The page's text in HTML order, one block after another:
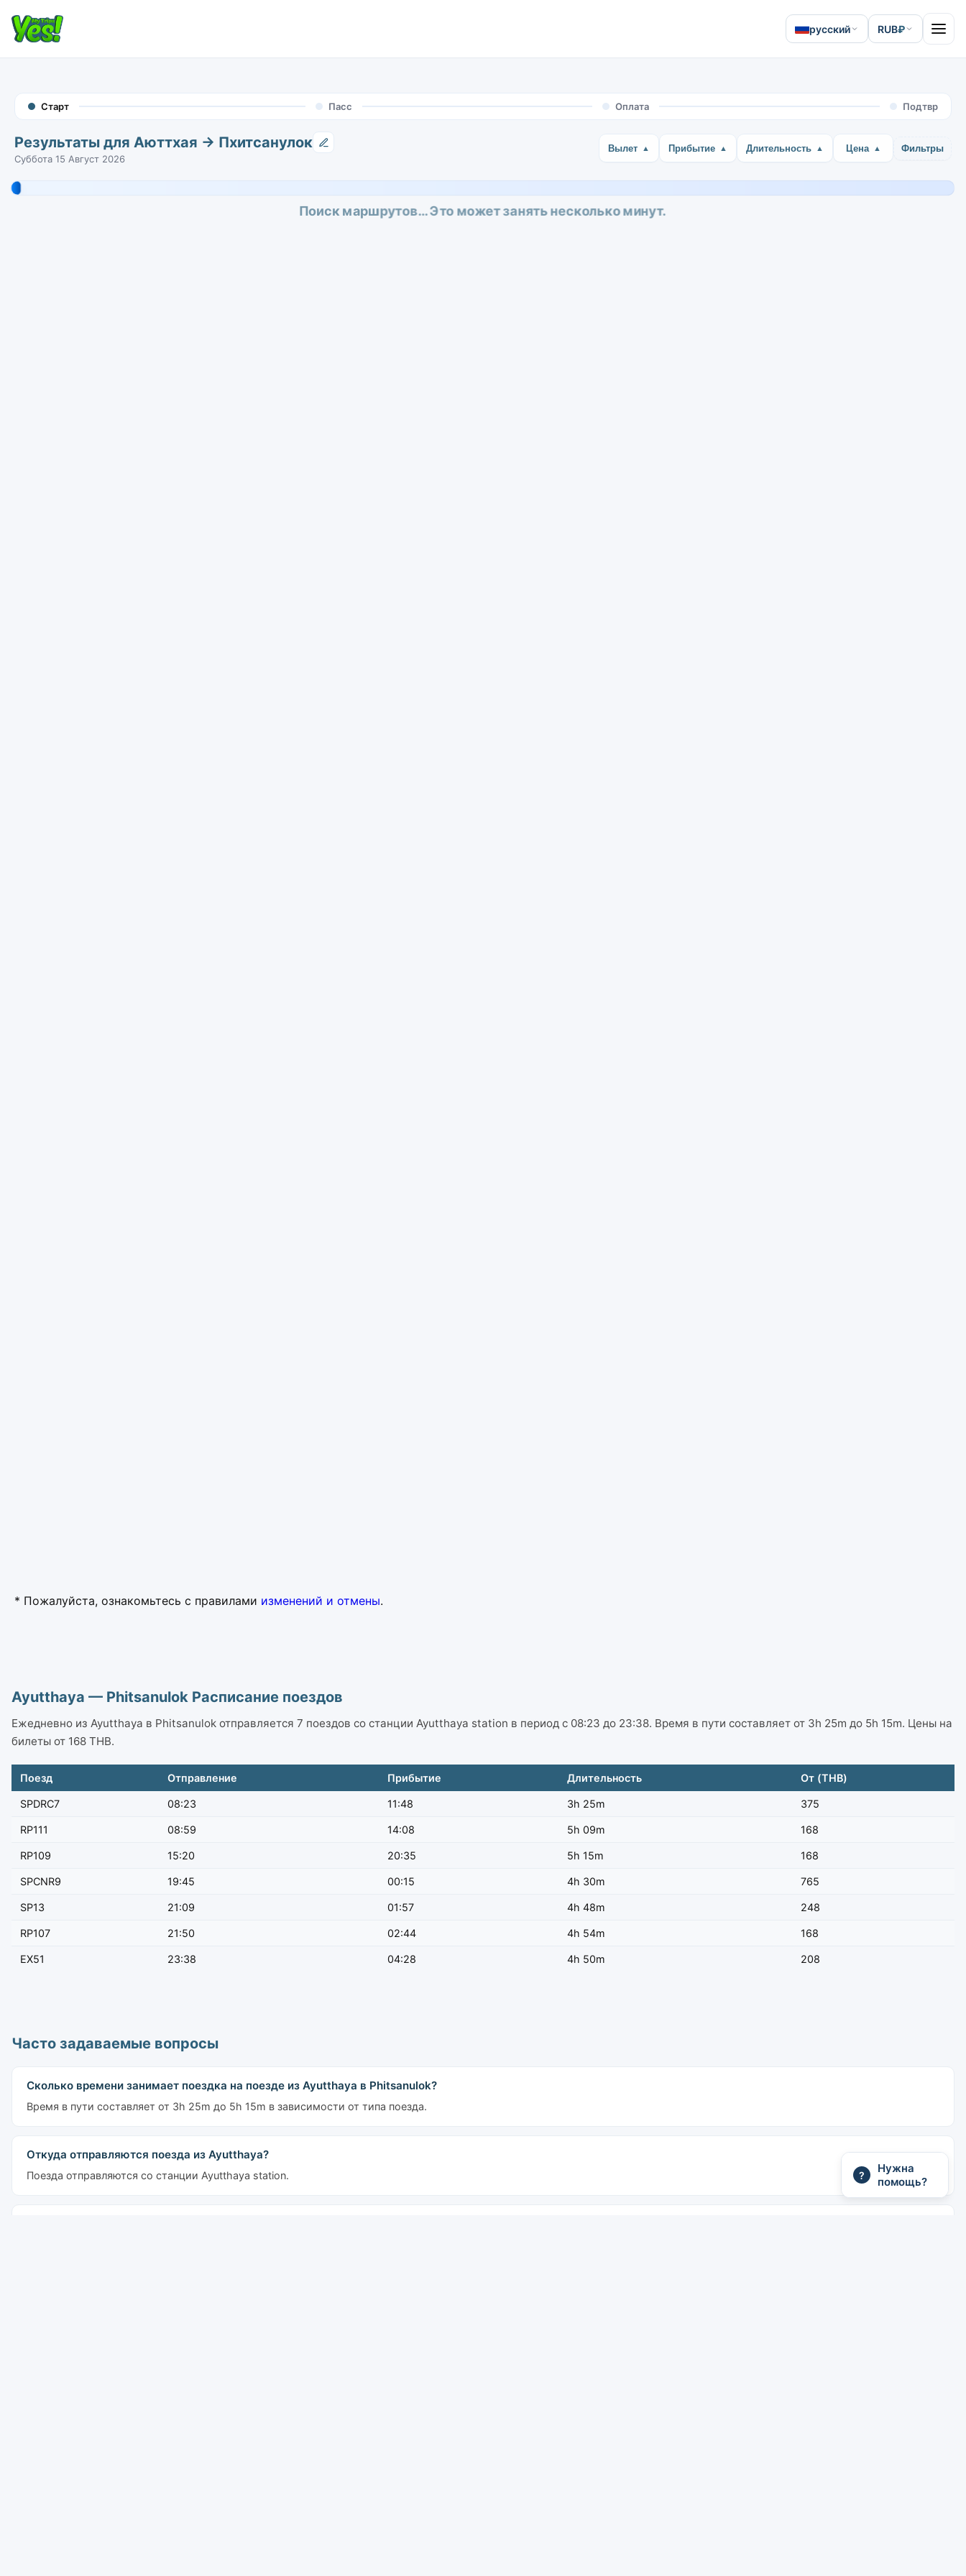
русский RUB₽ Open
?
Нужна
помощь?
Старт Пасс Оплата Подтвр
Результаты для Аюттхая → Пхитсанулок
Суббота 15 Август 2026
Вылет Прибытие Длительность Цена Фильтры
Поиск маршрутов… Это может занять несколько минут.
* Пожалуйста, ознакомьтесь с правилами изменений и отмены.
Ayutthaya — Phitsanulok Расписание поездов
Ежедневно из Ayutthaya в Phitsanulok отправляется 7 поездов со станции Ayutthaya station в период с 08:23 до 23:38. Время в пути составляет от 3h 25m до 5h 15m. Цены на
билеты от 168 THB.
Поезд Отправление Прибытие Длительность От (THB)
SPDRC7 08:23 11:48 3h 25m 375
RP111 08:59 14:08 5h 09m 168
RP109 15:20 20:35 5h 15m 168
SPCNR9 19:45 00:15 4h 30m 765
SP13 21:09 01:57 4h 48m 248
RP107 21:50 02:44 4h 54m 168
EX51 23:38 04:28 4h 50m 208
Часто задаваемые вопросы
Сколько времени занимает поездка на поезде из Ayutthaya в Phitsanulok?
Время в пути составляет от 3h 25m до 5h 15m в зависимости от типа поезда.
Откуда отправляются поезда из Ayutthaya?
Поезда отправляются со станции Ayutthaya station.